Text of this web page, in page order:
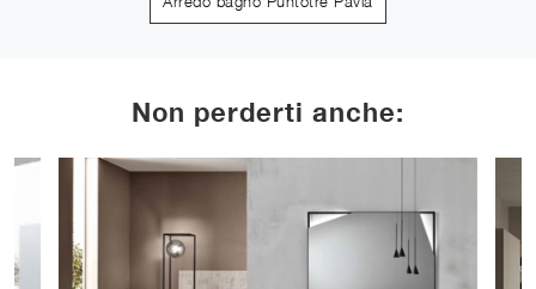
Non perderti anche: